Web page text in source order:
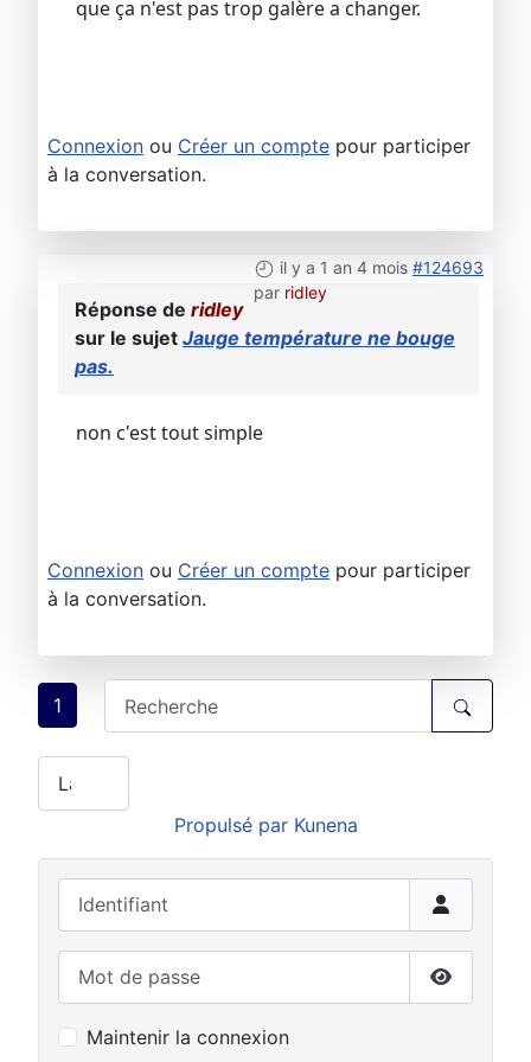
que ça n'est pas trop galère a changer.
Connexion ou Créer un compte pour participer
à la conversation.
il y a 1 an 4 mois #124693
par ridley
Réponse de ridley
sur le sujet Jauge température ne bouge
pas.
non c'est tout simple
Connexion ou Créer un compte pour participer
à la conversation.
1
Propulsé par Kunena
Afficher
Maintenir la connexion